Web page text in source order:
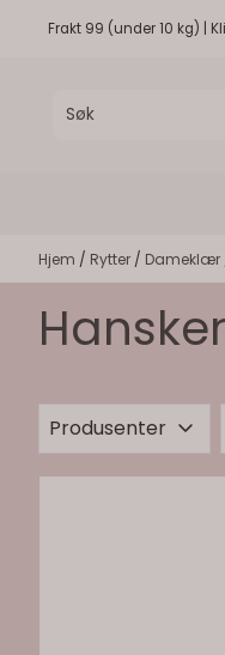
Hopp til innhold
Frakt 99 (under 10 kg) |
Hjem / Rytter / Dameklær
Produsenter